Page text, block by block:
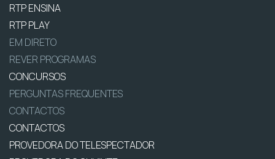
RTP ENSINA
RTP PLAY
EM DIRETO
REVER PROGRAMAS
CONCURSOS
PERGUNTAS FREQUENTES
CONTACTOS
CONTACTOS
PROVEDORA DO TELESPECTADOR